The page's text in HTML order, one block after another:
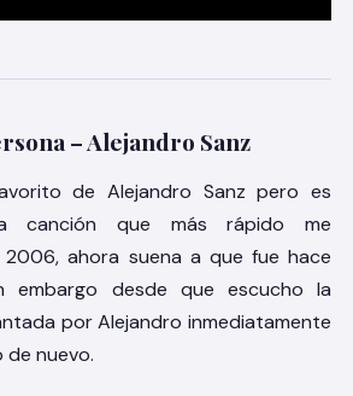
– Alejandro Sanz
de Alejandro Sanz pero es
canción que más rápido me
ahora suena a que fue hace
embargo desde que escucho la
por Alejandro inmediatamente
de nuevo.